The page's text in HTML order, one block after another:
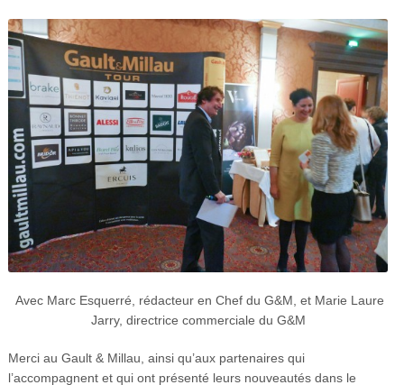
Avec Marc Esquerré, rédacteur en Chef du G&M, et Marie Laure
Jarry, directrice commerciale du G&M
Merci au Gault & Millau, ainsi qu’aux partenaires qui
l’accompagnent et quiont présenté leurs nouveautés dans le